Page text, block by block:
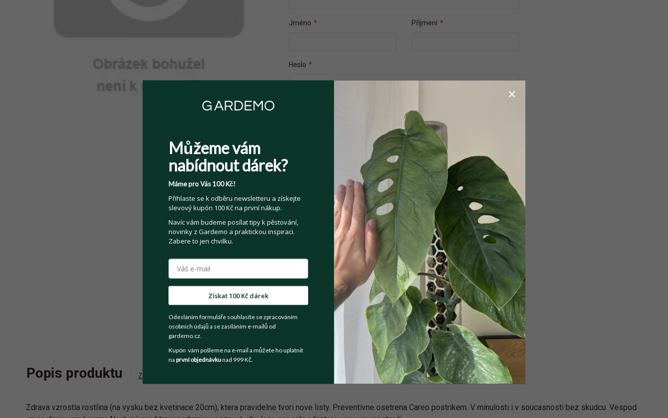
Jméno * Příjmení *
Heslo *
Přečetl(a) jsem si a souhlasím sVeřejnými obchodními podmínkami
Souhlasím se zpracováním osobních údajů za účelem registrace.
Registrovat se
Sdílejte na:
Twitter Email
Pokojové rostliny
Popis produktu Zeptat se prodejce
Zdrava vzrostla rostlina (na vysku bez kvetinace 20cm), ktera pravidelne tvori nove listy. Preventivne osetrena Careo postrikem. V minulosti i v soucasnosti bez skudcu. Vespod
Můžeme vám
nabídnout dárek?
Máme pro Vás 100 Kč!
Přihlaste se k odběru newsletteru a získejte
slevový kupón 100 Kč na první nákup.
Navíc vám budeme posílat tipy k pěstování,
novinky z Gardemo a praktickou inspiraci.
Zabere to jen chvilku.
Získat 100 Kč dárek
Odesláním formuláře souhlasíte se zpracováním
osobních údajů a se zasíláním e-mailů od
gardemo.cz.
Kupón vám pošleme na e-mail a můžete ho uplatnit
na první objednávkunad 999 Kč.